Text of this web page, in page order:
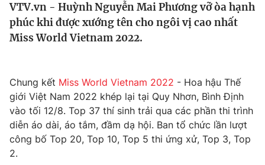
Thế giới
Tin tức
Câu chuyện quốc tế
Kinh tế
Thị trường
Góc doanh nghiệp
Dữ liệu và đời sống
Truyền hình
Phim VTV
Giải trí
VTV.vn - Huỳnh Nguyễn Mai Phương vỡ òa hạnh
phúc khi được xướng tên cho ngôi vị cao nhất
Miss World Vietnam 2022.
Chung kết Miss World Vietnam 2022 - Hoa hậu Thế
giới Việt Nam 2022 khép lại tại Quy Nhơn, Bình Định
vào tối 12/8. Top 37 thí sinh trải qua các phần thi trình
diễn áo dài, áo tắm, đầm dạ hội. Ban tổ chức lần lượt
công bố Top 20, Top 10, Top 5 thi ứng xử, Top 3, Top
2.